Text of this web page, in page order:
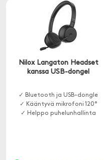
Nilox Langaton Headset
kanssa USB-dongel
✓ Bluetooth ja USB-dongle
✓ Kääntyvä mikrofoni 120°
✓ Helppo puhelunhallinta